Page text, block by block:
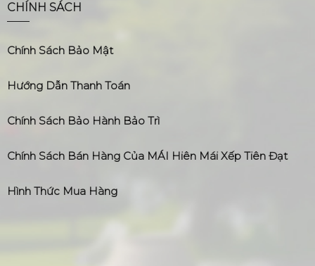
CHÍNH SÁCH
Chính Sách Bảo Mật
Hướng Dẫn Thanh Toán
Chính Sách Bảo Hành Bảo Trì
Chính Sách Bán Hàng Của MÁI Hiên Mái Xếp Tiên Đạt
Hình Thức Mua Hàng